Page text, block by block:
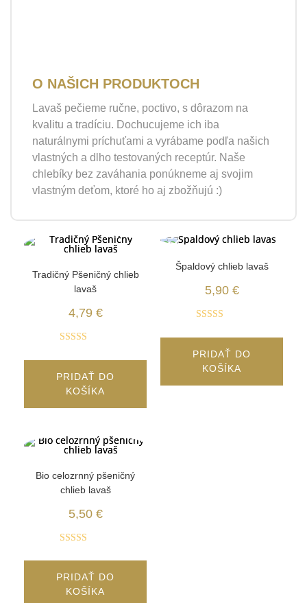
O NAŠICH PRODUKTOCH
Lavaš pečieme ručne, poctivo, s dôrazom na
kvalitu a tradíciu. Dochucujeme ich iba
naturálnymi príchuťami a vyrábame podľa našich
vlastných a dlho testovaných receptúr. Naše
chlebíky bez zaváhania ponúkneme aj svojim
vlastným deťom, ktoré ho aj zbožňujú :)
Tradičný Pšeničný chlieb
lavaš
4,79 €
PRIDAŤ DO
KOŠÍKA
Špaldový chlieb lavaš
5,90 €
PRIDAŤ DO
KOŠÍKA
Bio celozrnný pšeničný
chlieb lavaš
5,50 €
PRIDAŤ DO
KOŠÍKA